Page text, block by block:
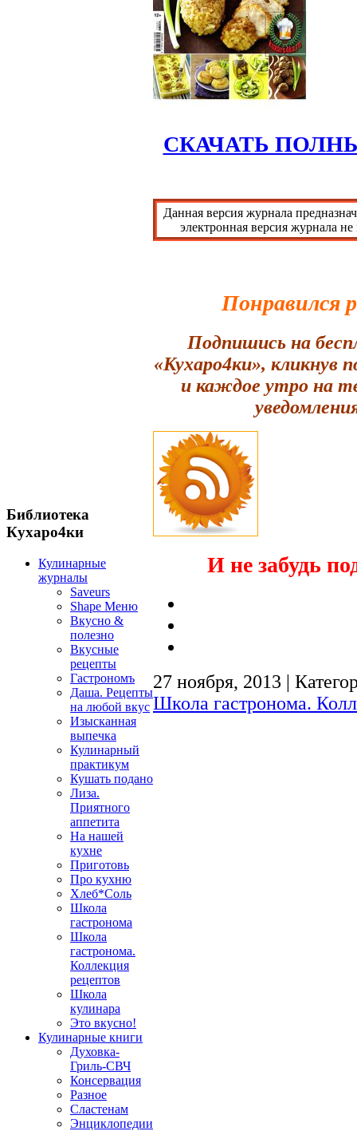
Библиотека
Кухаро4ки
Кулинарные
журналы
Saveurs
Shape Меню
Вкусно &
полезно
Вкусные
рецепты
Гастрономъ
Даша. Рецепты
на любой вкус
Изысканная
выпечка
Кулинарный
практикум
Кушать подано
Лиза.
Приятного
аппетита
На нашей
кухне
Приготовь
Про кухню
Хлеб*Соль
Школа
гастронома
Школа
гастронома.
Коллекция
рецептов
Школа
кулинара
Это вкусно!
Кулинарные книги
Духовка-
Гриль-СВЧ
Консервация
Разное
Сластенам
Энциклопедии
СКАЧАТЬ
Данная версия журнала
электронная версия журнала
Понравился
Подпишись на
«Кухаро4ки», кликнув
и каждое утро на
И не забудь
27 ноября, 2013 |
Школа гастронома.